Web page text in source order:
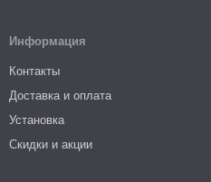
Информация
Контакты
Доставка и оплата
Установка
Скидки и акции